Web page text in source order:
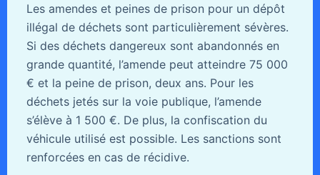
Les amendes et peines de prison pour un dépôt
illégal de déchets sont particulièrement sévères.
Si des déchets dangereux sont abandonnés en
grande quantité, l’amende peut atteindre 75 000
€ et la peine de prison, deux ans. Pour les
déchets jetés sur la voie publique, l’amende
s’élève à 1 500 €. De plus, la confiscation du
véhicule utilisé est possible. Les sanctions sont
renforcées en cas de récidive.